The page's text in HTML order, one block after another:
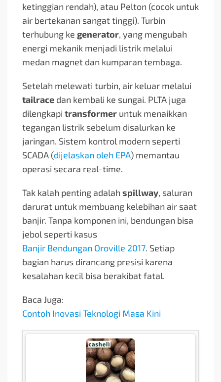
ketinggian rendah), atau Pelton (cocok untuk
air bertekanan sangat tinggi). Turbin
terhubung ke generator, yang mengubah
energi mekanik menjadi listrik melalui
medan magnet dan kumparan tembaga.
Setelah melewati turbin, air keluar melalui
tailrace dan kembali ke sungai. PLTA juga
dilengkapi transformer untuk menaikkan
tegangan listrik sebelum disalurkan ke
jaringan. Sistem kontrol modern seperti
SCADA (dijelaskan oleh EPA) memantau
operasi secara real-time.
Tak kalah penting adalah spillway, saluran
darurat untuk membuang kelebihan air saat
banjir. Tanpa komponen ini, bendungan bisa
jebol seperti kasus
Banjir Bendungan Oroville 2017. Setiap
bagian harus dirancang presisi karena
kesalahan kecil bisa berakibat fatal.
Baca Juga:
Contoh Inovasi Teknologi Masa Kini